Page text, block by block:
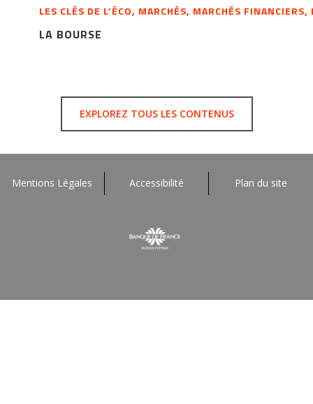
LES CLÉS DE L’ÉCO, MARCHÉS, MARCHÉS
LA BOURSE
EXPLOREZ TOUS LES CONTENUS
Mentions Légales Accessibilité Plan du site